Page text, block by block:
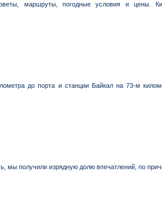
маршруты, погодные условия и цены.
до порта и станции Байкал на 73-м
мы получили изрядную долю впечатлений, по